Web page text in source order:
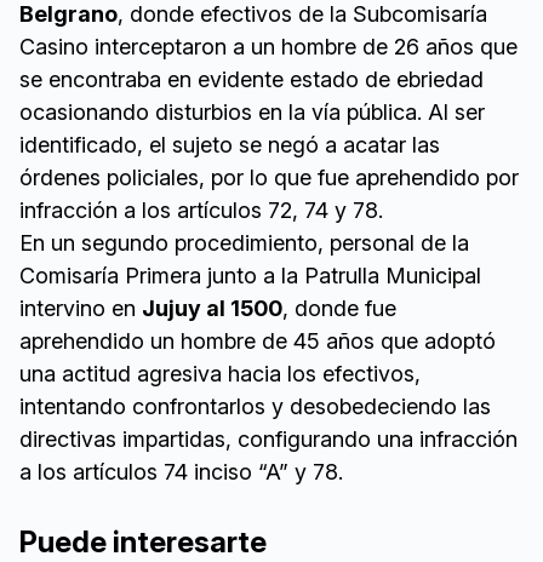
Belgrano, donde efectivos de la Subcomisaría
Casino interceptaron a un hombre de 26 años que
se encontraba en evidente estado de ebriedad
ocasionando disturbios en la vía pública. Al ser
identificado, el sujeto se negó a acatar las
órdenes policiales, por lo que fue aprehendido por
infracción a los artículos 72, 74 y 78.
En un segundo procedimiento, personal de la
Comisaría Primera junto a la Patrulla Municipal
intervino en Jujuy al 1500, donde fue
aprehendido un hombre de 45 años que adoptó
una actitud agresiva hacia los efectivos,
intentando confrontarlos y desobedeciendo las
directivas impartidas, configurando una infracción
a los artículos 74 inciso “A” y 78.
Puede interesarte